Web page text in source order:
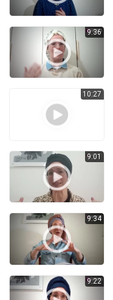
9:36
10:27
9:01
9:34
9:22